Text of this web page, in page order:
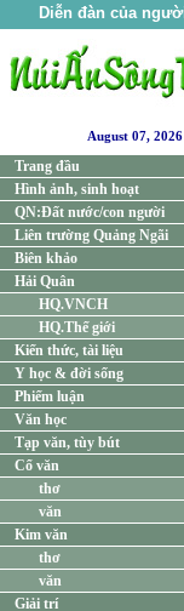
Diễn đàn của
August 07, 2026
Trang đầu
Hình ảnh, sinh hoạt
QN:Đất nước/con người
Liên trường Quảng Ngãi
Biên khảo
Hải Quân
HQ.VNCH
HQ.Thế giới
Kiến thức, tài liệu
Y học & đời sống
Phiếm luận
Văn học
Tạp văn, tùy bút
Cổ văn
thơ
văn
Kim văn
thơ
văn
Giải trí